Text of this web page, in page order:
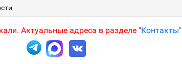
Актуальные адреса в разделе "Контакты"